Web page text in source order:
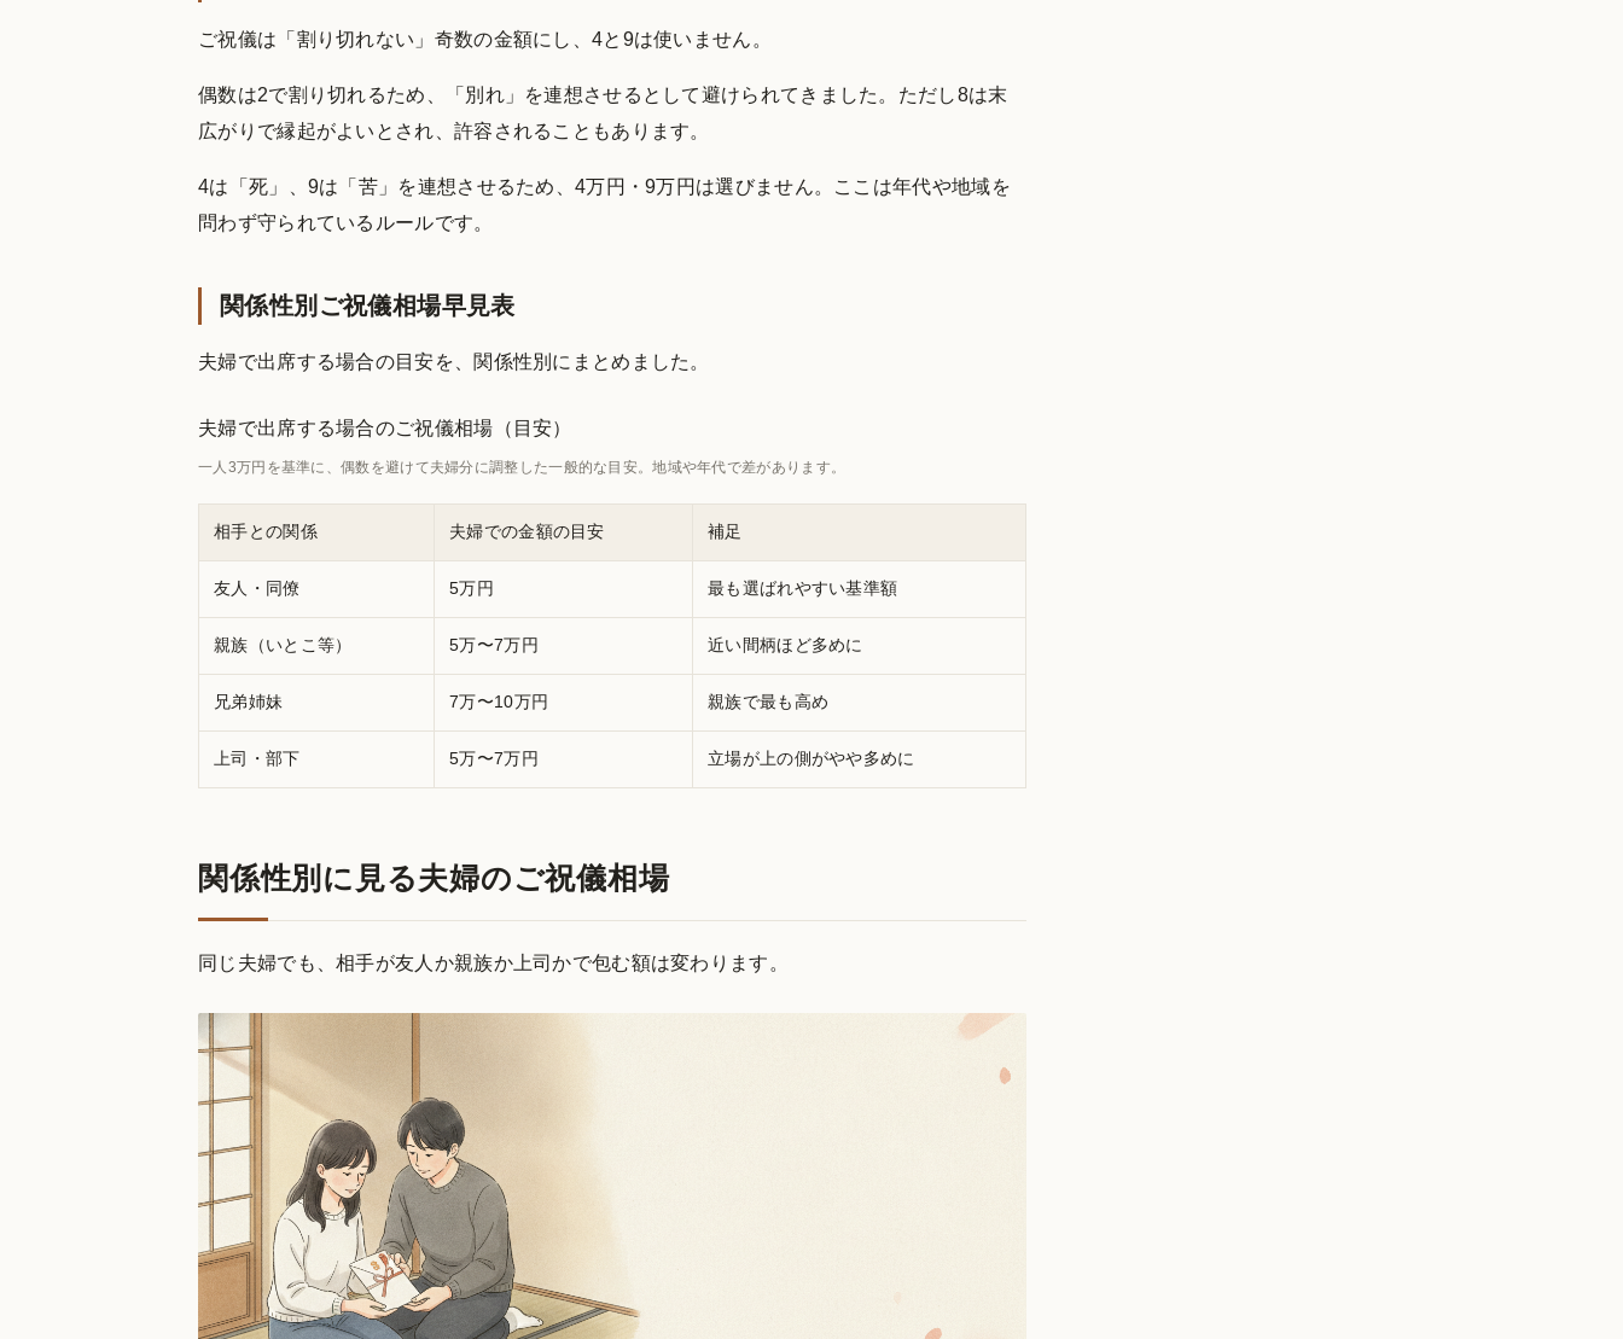
ご祝儀は「割り切れない」奇数の金額にし、4と9は使いません。
偶数は2で割り切れるため、「別れ」を連想させるとして避けられてきました。ただし8は末
広がりで縁起がよいとされ、許容されることもあります。
4は「死」、9は「苦」を連想させるため、4万円・9万円は選びません。ここは年代や地域を
問わず守られているルールです。
関係性別ご祝儀相場早見表
夫婦で出席する場合の目安を、関係性別にまとめました。
夫婦で出席する場合のご祝儀相場（目安）
一人3万円を基準に、偶数を避けて夫婦分に調整した一般的な目安。地域や年代で差があります。
相手との関係 夫婦での金額の目安 補足
友人・同僚 5万円 最も選ばれやすい基準額
親族（いとこ等） 5万〜7万円 近い間柄ほど多めに
兄弟姉妹 7万〜10万円 親族で最も高め
上司・部下 5万〜7万円 立場が上の側がやや多めに
関係性別に見る夫婦のご祝儀相場
同じ夫婦でも、相手が友人か親族か上司かで包む額は変わります。